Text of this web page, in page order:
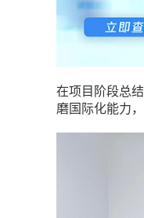
在项目阶段总
磨国际化能力